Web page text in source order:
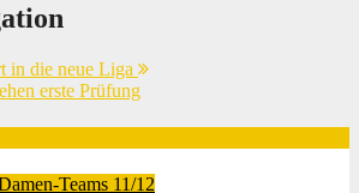
in die neue Liga
erste Prüfung
Teams 11/12